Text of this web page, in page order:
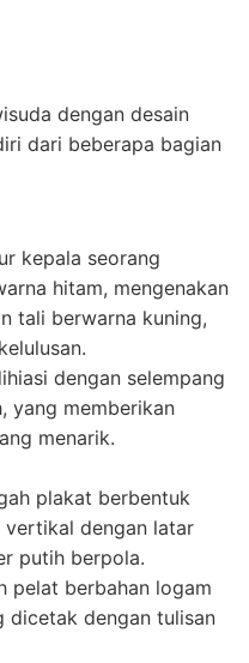
dengan desain
dari beberapa bagian
kepala seorang
hitam, mengenakan
tali berwarna kuning,
dengan selempang
yang memberikan
menarik.
plakat berbentuk
vertikal dengan latar
putih berpola.
pelat berbahan logam
dicetak dengan tulisan